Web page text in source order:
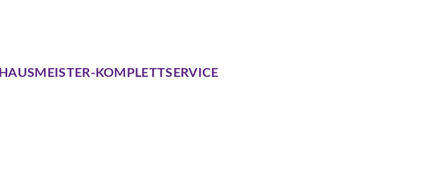
HAUSMEISTER-KOMPLETTSERVICE